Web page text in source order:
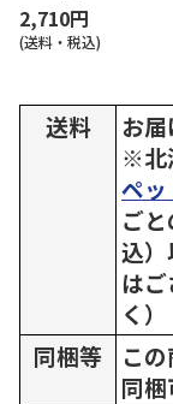
2,710円
(送料・税込)
送料
お届
※北
ペ
ご
込
は
く）
同梱等
この
同梱